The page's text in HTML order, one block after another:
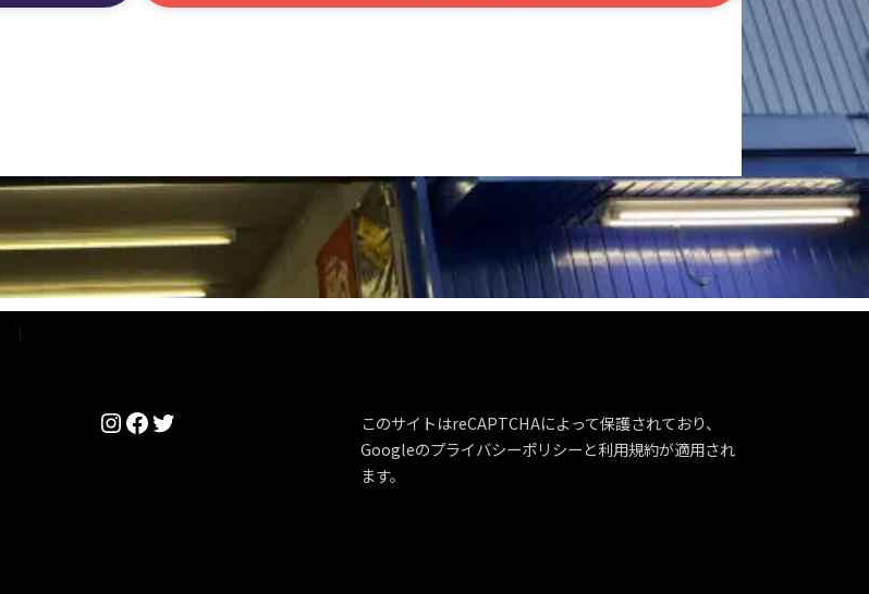
Instagram
Facebook
Twitter
このサイトはreCAPTCHAによって保護されており、
Googleのプライバシーポリシーと利用規約が適用され
ます。